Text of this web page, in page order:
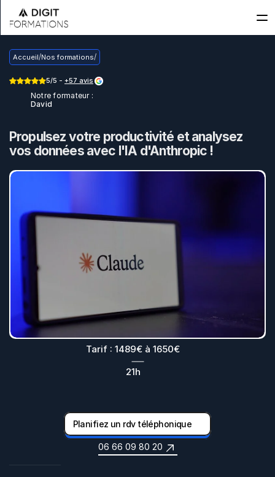
Accueil/Nos formations/
5/5 - +57 avis
Notre formateur :
David
F m la u
Propulsez votre productivité et analysez
vos données avec l'IA d'Anthropic !
Tarif : 1489€ à 1650€
21h
Planifiez un rdv téléphonique
06 66 09 80 20